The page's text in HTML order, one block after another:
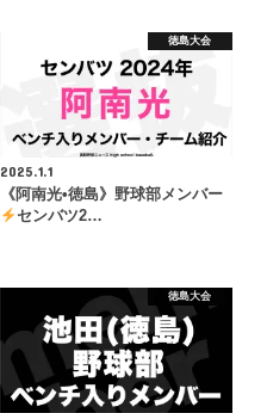
徳島大会
2025.1.1
《阿南光•徳島》野球部メンバー
センバツ2…
徳島大会